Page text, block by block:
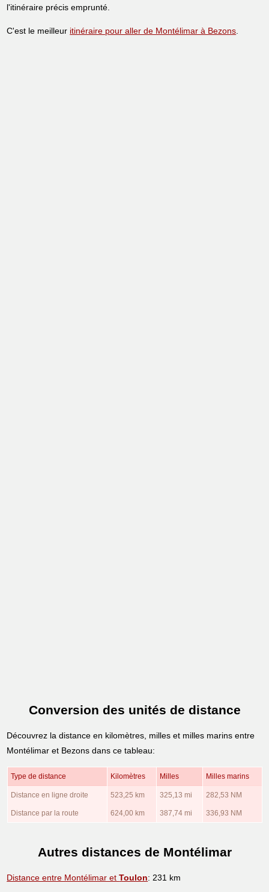
l'itinéraire précis emprunté.
C'est le meilleur itinéraire pour aller de Montélimar à Bezons.
Conversion des unités de distance
Découvrez la distance en kilomètres, milles et milles marins entre
Montélimar et Bezons dans ce tableau:
Type de distance Kilomètres Milles Milles marins
Distance en ligne droite 523,25 km 325,13 mi 282,53 NM
Distance par la route 624,00 km 387,74 mi 336,93 NM
Autres distances de Montélimar
Distance entre Montélimar etToulon: 231 km